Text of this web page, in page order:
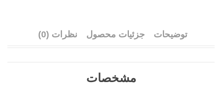
توضیحات جزئیات محصول نظرات (0)
مشخصات